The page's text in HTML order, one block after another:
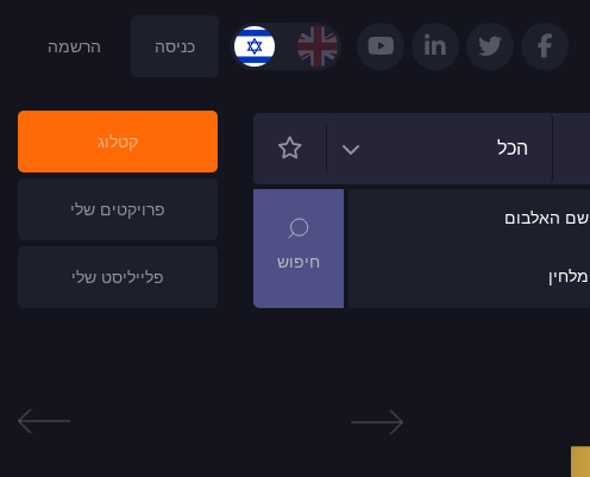
כניסה הרשמה
הכל
שם האלבום
מלחין
קטלוג
פרויקטים שלי
פלייליסט שלי